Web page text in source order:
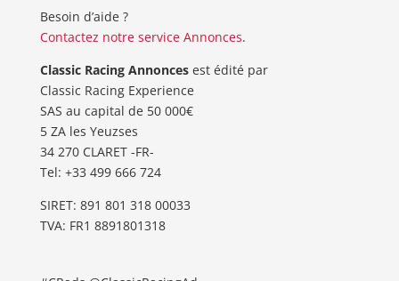
Besoin d’aide ?
Contactez notre service Annonces.
Classic Racing Annoncesest édité par
Classic Racing Experience
SAS au capital de 50 000€
5 ZA les Yeuzses
34 270 CLARET -FR-
Tel: ‭+33 499 666 724‬
SIRET: 891 801 318 00033
TVA: FR1 8891801318